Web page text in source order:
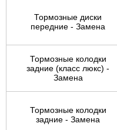
Тормозные диски
передние - Замена
Тормозные колодки
задние (класс люкс) -
Замена
Тормозные колодки
задние - Замена